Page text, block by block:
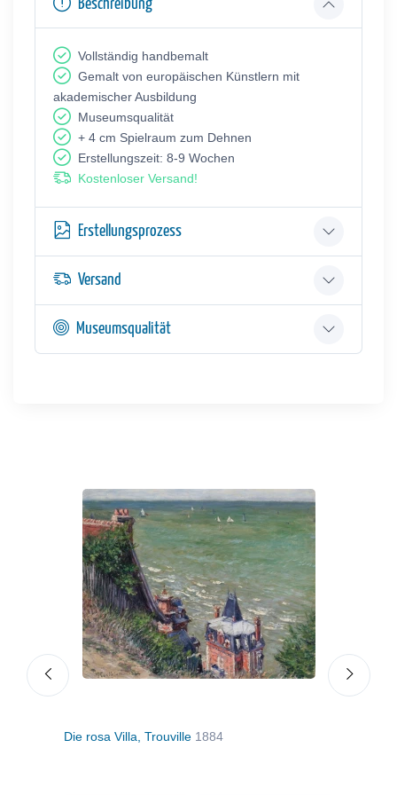
Beschreibung
Vollständig handbemalt
Gemalt von europäischen Künstlern mit
akademischer Ausbildung
Museumsqualität
+ 4 cm Spielraum zum Dehnen
Erstellungszeit: 8-9 Wochen
Kostenloser Versand!
Erstellungsprozess
Versand
Museumsqualität
Die rosa Villa, Trouville 1884